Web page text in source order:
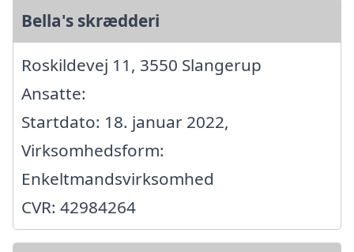
Bella's skrædderi
Roskildevej 11, 3550 Slangerup
Ansatte:
Startdato: 18. januar 2022,
Virksomhedsform:
Enkeltmandsvirksomhed
CVR: 42984264